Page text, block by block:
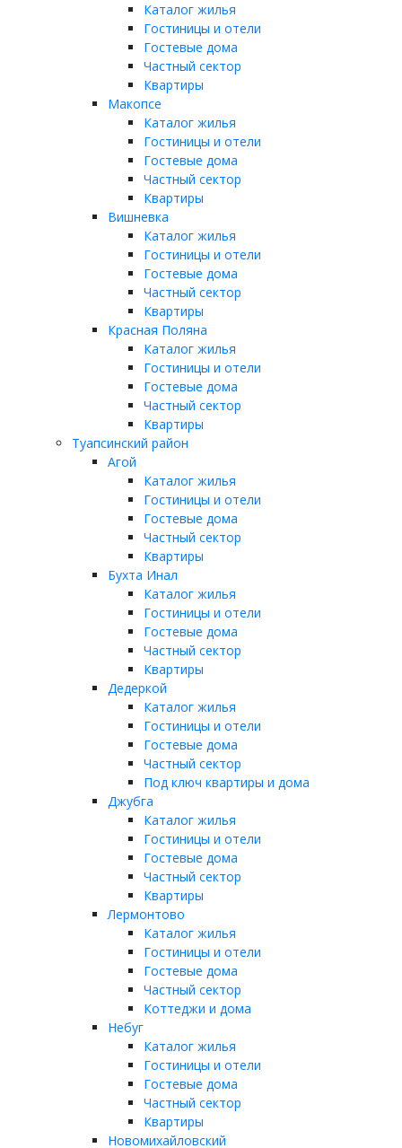
Каталог жилья
Гостиницы и отели
Гостевые дома
Частный сектор
Квартиры
Макопсе
Каталог жилья
Гостиницы и отели
Гостевые дома
Частный сектор
Квартиры
Вишневка
Каталог жилья
Гостиницы и отели
Гостевые дома
Частный сектор
Квартиры
Красная Поляна
Каталог жилья
Гостиницы и отели
Гостевые дома
Частный сектор
Квартиры
Туапсинский район
Агой
Каталог жилья
Гостиницы и отели
Гостевые дома
Частный сектор
Квартиры
Бухта Инал
Каталог жилья
Гостиницы и отели
Гостевые дома
Частный сектор
Квартиры
Дедеркой
Каталог жилья
Гостиницы и отели
Гостевые дома
Частный сектор
Под ключ квартиры и дома
Джубга
Каталог жилья
Гостиницы и отели
Гостевые дома
Частный сектор
Квартиры
Лермонтово
Каталог жилья
Гостиницы и отели
Гостевые дома
Частный сектор
Коттеджи и дома
Небуг
Каталог жилья
Гостиницы и отели
Гостевые дома
Частный сектор
Квартиры
Новомихайловский